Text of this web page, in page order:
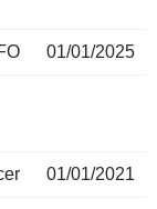
01/01/2025
01/01/2021